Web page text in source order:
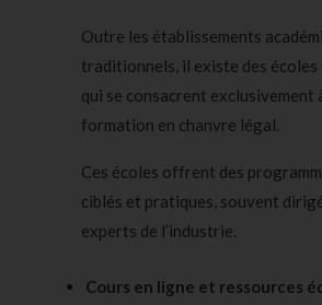
Outre les établissements
traditionnels, il existe des écoles
qui se consacrent exclusivement
formation en chanvre légal.
Ces écoles offrent des
ciblés et pratiques, souvent
experts de l’industrie.
Cours en ligne et ressources